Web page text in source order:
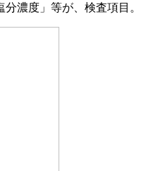
濃度」等が、検査項目。